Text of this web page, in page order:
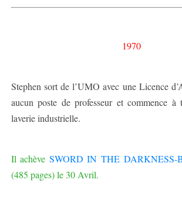
1970
Stephen sort de l’UMO avec une Licence
aucun poste de professeur et commence à
laverie industrielle.
Il achève SWORD IN THE DARKNESS-
(485 pages) le 30 Avril.